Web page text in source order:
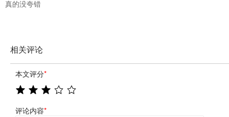
真的没夸错
相关评论
本文评分*
评论内容*